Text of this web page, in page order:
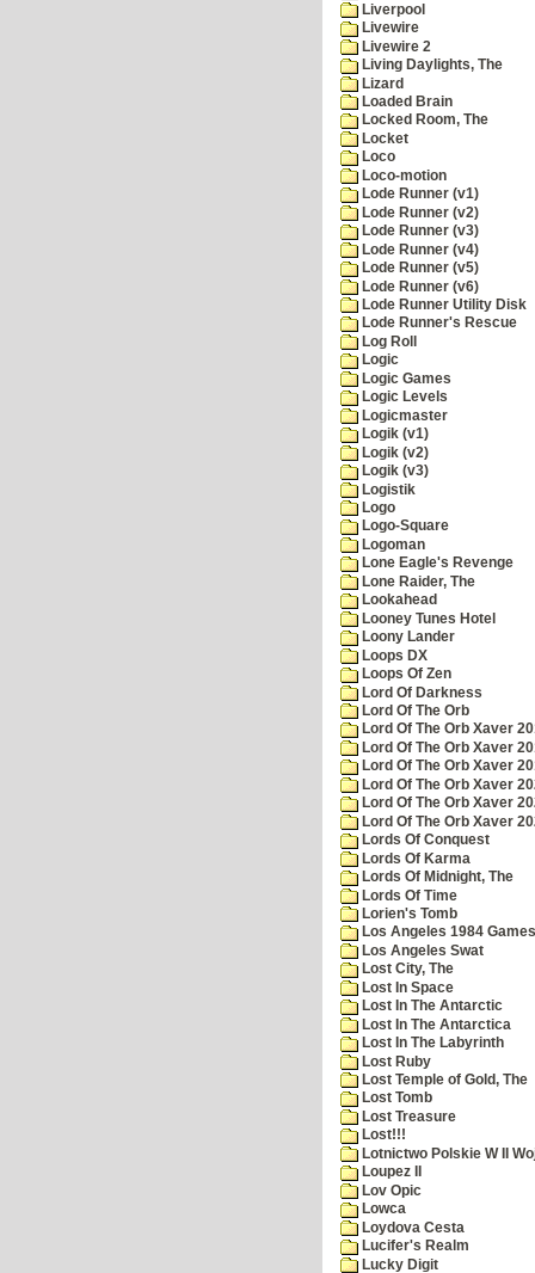
Liverpool
Livewire
Livewire 2
Living Daylights, The
Lizard
Loaded Brain
Locked Room, The
Locket
Loco
Loco-motion
Lode Runner (v1)
Lode Runner (v2)
Lode Runner (v3)
Lode Runner (v4)
Lode Runner (v5)
Lode Runner (v6)
Lode Runner Utility Disk
Lode Runner's Rescue
Log Roll
Logic
Logic Games
Logic Levels
Logicmaster
Logik (v1)
Logik (v2)
Logik (v3)
Logistik
Logo
Logo-Square
Logoman
Lone Eagle's Revenge
Lone Raider, The
Lookahead
Looney Tunes Hotel
Loony Lander
Loops DX
Loops Of Zen
Lord Of Darkness
Lord Of The Orb
Lord Of The Orb Xaver
Lord Of The Orb Xaver
Lord Of The Orb Xaver
Lord Of The Orb Xaver
Lord Of The Orb Xaver
Lord Of The Orb Xaver
Lords Of Conquest
Lords Of Karma
Lords Of Midnight, The
Lords Of Time
Lorien's Tomb
Los Angeles 1984 Games
Los Angeles Swat
Lost City, The
Lost In Space
Lost In The Antarctic
Lost In The Antarctica
Lost In The Labyrinth
Lost Ruby
Lost Temple of Gold, The
Lost Tomb
Lost Treasure
Lost!!!
Lotnictwo Polskie W II
Loupez II
Lov Opic
Lowca
Loydova Cesta
Lucifer's Realm
Lucky Digit